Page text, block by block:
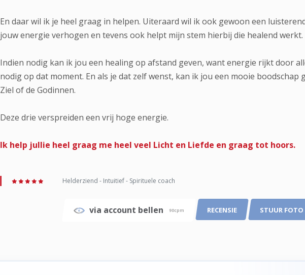
En daar wil ik je heel graag in helpen. Uiteraard wil ik ook gewoon een
jouw energie verhogen en tevens ook helpt mijn stem hierbij die healend werkt.
Indien nodig kan ik jou een healing op afstand geven, want energie rijkt door
nodig op dat moment. En als je dat zelf wenst, kan ik jou een mooie
Ziel of de Godinnen.
Deze drie verspreiden een vrij hoge energie.
Ik help jullie heel graag me heel veel Licht en Liefde en graag tot hoors.
Helderziend - Intuitief - Spirituele coach
via account bellen 90cpm RECENSIE STUUR FOTO